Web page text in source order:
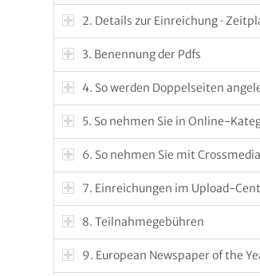
2. Details zur Einreichung ·
3. Benennung der Pdfs
4. So werden Doppelseiten
5. So nehmen Sie in Online-
6. So nehmen Sie mit
7. Einreichungen im Upload-
8. Teilnahmegebühren
9. European Newspaper of the